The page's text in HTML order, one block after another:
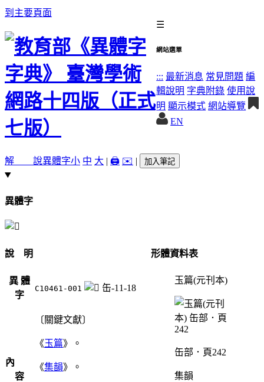
到主要頁面
☰
網站選單
::: 最新消息 常見問題 編
輯說明 字典附錄 使用說
明 顯示模式 網站導覽
EN
解 說異體字小 中 大 | 🖨️ ✉️ | 加入筆記
異體字
說 明
異 體
字
C10461-001 缶-11-18
內
容
〔關鍵文獻〕
《玉篇》。
《集韻》。
形體資料表
玉篇(元刊本)
缶部．頁242
集韻